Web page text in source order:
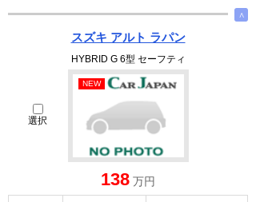
∧
スズキ アルト ラパン
HYBRID G 6型 セーフティ
選択
NEW
138 万円